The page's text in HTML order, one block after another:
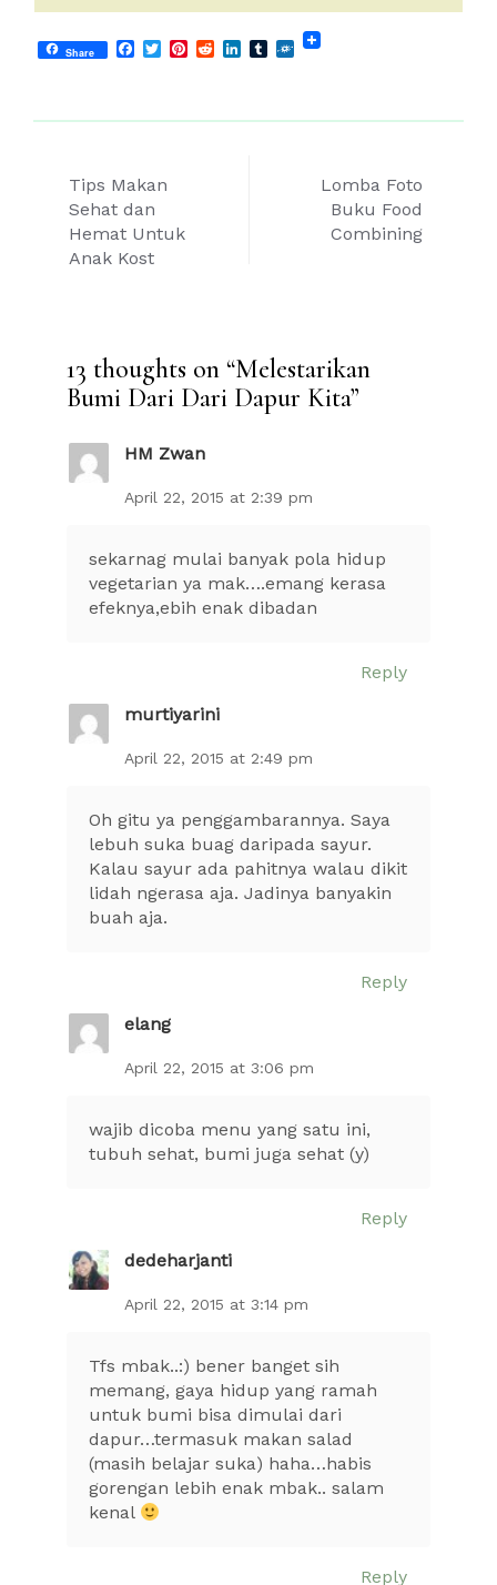
Share Facebook
TwitterPinterest
RedditLinkedIn
Tumblr
Folkd
Post
navigation
Tips Makan
Sehat dan
Hemat Untuk
Anak Kost
Lomba Foto
Buku Food
Combining
13 thoughts on “Melestarikan
Bumi Dari Dari Dapur Kita”
HM Zwan
April 22, 2015 at 2:39 pm
sekarnag mulai banyak pola hidup
vegetarian ya mak….emang kerasa
efeknya,ebih enak dibadan
Reply
murtiyarini
April 22, 2015 at 2:49 pm
Oh gitu ya penggambarannya. Saya
lebuh suka buag daripada sayur.
Kalau sayur ada pahitnya walau dikit
lidah ngerasa aja. Jadinya banyakin
buah aja.
Reply
elang
April 22, 2015 at 3:06 pm
wajib dicoba menu yang satu ini,
tubuh sehat, bumi juga sehat (y)
Reply
dedeharjanti
April 22, 2015 at 3:14 pm
Tfs mbak..:) bener banget sih
memang, gaya hidup yang ramah
untuk bumi bisa dimulai dari
dapur…termasuk makan salad
(masih belajar suka) haha…habis
gorengan lebih enak mbak.. salam
kenal
Reply